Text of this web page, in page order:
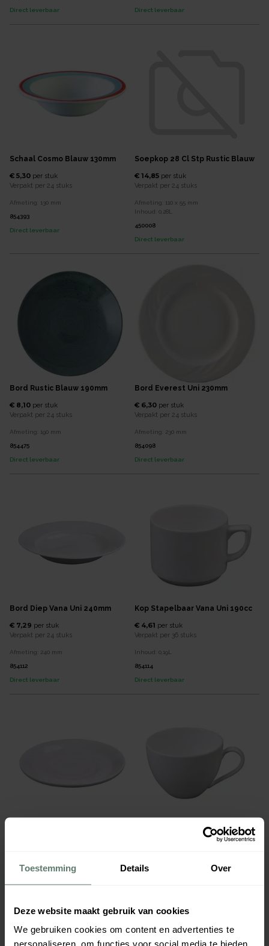
Toestemming Details Over
Deze website maakt gebruik van cookies
We gebruiken cookies om content en advertenties te
personaliseren, om functies voor social media te bieden
Direct leverbaar Direct leverbaar
Schaal Cosmo Blauw 130mm
€ 5,30 per stuk
Verpakt per 24 stuks
Afmeting: 130 mm
854393
Direct leverbaar
Soepkop 28 Cl Stp Rustic Blauw
€ 14,85 per stuk
Verpakt per 24 stuks
Afmeting: 110 x 55 mm
Inhoud: 0,28L
450008
Direct leverbaar
Bord Rustic Blauw 190mm
€ 8,10 per stuk
Verpakt per 24 stuks
Afmeting: 190 mm
854475
Direct leverbaar
Bord Everest Uni 230mm
€ 6,30 per stuk
Verpakt per 24 stuks
Afmeting: 230 mm
854098
Direct leverbaar
Bord Diep Vana Uni 240mm
€ 7,29 per stuk
Verpakt per 24 stuks
Afmeting: 240 mm
854112
Direct leverbaar
Kop Stapelbaar Vana Uni 190cc
€ 4,61 per stuk
Verpakt per 36 stuks
Inhoud: 0,19L
854114
Direct leverbaar
Afmeting:148mm
854115
Kop Vana Uni 190cc
Inhoud: